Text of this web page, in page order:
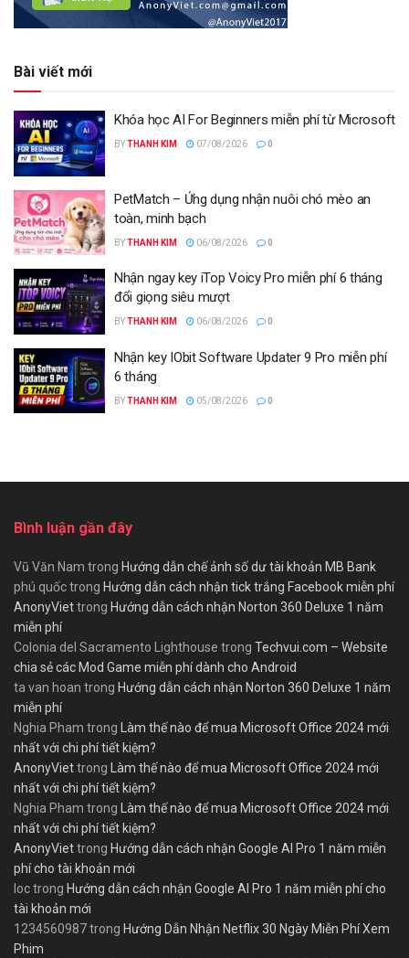
Bài viết mới
Khóa học AI For Beginners miễn phí từ Microsoft
BYTHANH KIM 07/08/2026 0
PetMatch – Ứng dụng nhận nuôi chó mèo an
toàn, minh bạch
BYTHANH KIM 06/08/2026 0
Nhận ngay key iTop Voicy Pro miễn phí 6 tháng
đổi giọng siêu mượt
BYTHANH KIM 06/08/2026 0
Nhận key IObit Software Updater 9 Pro miễn phí
6 tháng
BYTHANH KIM 05/08/2026 0
Bình luận gần đây
Vũ Văn Nam trong Hướng dẫn chế ảnh số dư tài khoản MB Bank
phú quốctrong Hướng dẫn cách nhận tick trắng Facebook miễn phí
AnonyViettrong Hướng dẫn cách nhận Norton 360 Deluxe 1 năm
miễn phí
Colonia del Sacramento Lighthouse trong Techvui.com – Website
chia sẻ các Mod Game miễn phí dành cho Android
ta van hoan trong Hướng dẫn cách nhận Norton 360 Deluxe 1 năm
miễn phí
Nghia Pham trong
Làm thế nào để mua Microsoft Office 2024 mới
nhất với chi phí tiết kiệm?
AnonyViettrong
Làm thế nào để mua Microsoft Office 2024 mới
nhất với chi phí tiết kiệm?
Nghia Pham trong
Làm thế nào để mua Microsoft Office 2024 mới
nhất với chi phí tiết kiệm?
AnonyViettrong Hướng dẫn cách nhận Google AI Pro 1 năm miễn
phí cho tài khoản mới
loctrong Hướng dẫn cách nhận Google AI Pro 1 năm miễn phí cho
tài khoản mới
1234560987trong Hướng Dẫn Nhận Netflix 30 Ngày Miễn Phí Xem
Phim